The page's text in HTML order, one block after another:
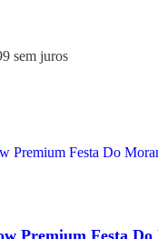
sem juros
Premium Festa